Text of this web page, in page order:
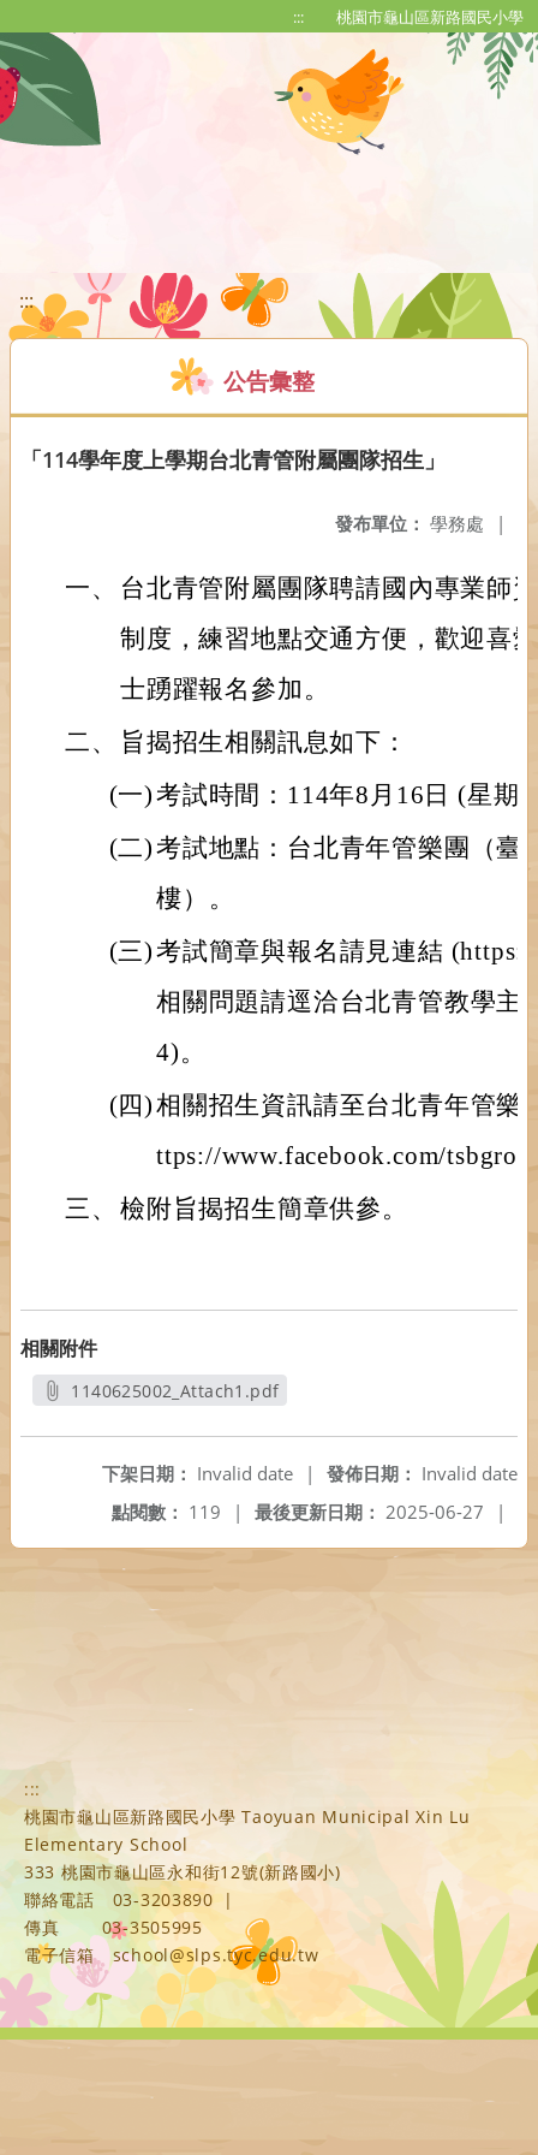
::: 桃園市龜山區新路國民小學
:::
公告彙整
「114學年度上學期台北青管附屬團隊招生」
發布單位： 學務處 |
一、
台北青管附屬團隊聘請國內專業師
制度，練習地點交通方便，歡迎喜
士踴躍報名參加。
二、
旨揭招生相關訊息如下：
(一)考試時間：114年8月16日 (星期
(二)考試地點：台北青年管樂團（臺
樓）。
(三)考試簡章與報名請見連結
相關問題請逕洽台北青管教學主
4)。
(四)相關招生資訊請至台北青年管樂
ttps://www.facebook.com/
三、 檢附旨揭招生簡章供參。
相關附件
1140625002_Attach1.pdf
發佈日期： Invalid date
下架日期： Invalid date
|
最後更新日期： 2025-06-27 |
點閱數： 119 |
:::
桃園市龜山區新路國民小學 Taoyuan Municipal Xin Lu
Elementary School
333 桃園市龜山區永和街12號(新路國小)
聯絡電話
03-3203890
|
傳真
03-3505995
電子信箱
school@slps.tyc.edu.tw